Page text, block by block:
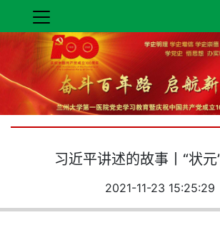
习近平讲述的故事丨“状元
2021-11-23 15:25:29